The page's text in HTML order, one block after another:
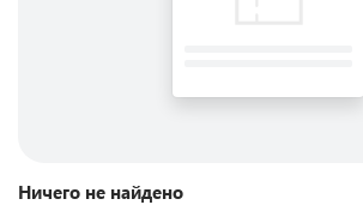
Ничего не найдено